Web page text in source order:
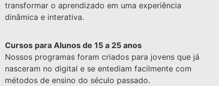
transformar o aprendizado em uma experiência
dinâmica e interativa.
Cursos para Alunos de 15 a 25 anos
Nossos programas foram criados para jovens que já
nasceram no digital e se entediam facilmente com
métodos de ensino do século passado.